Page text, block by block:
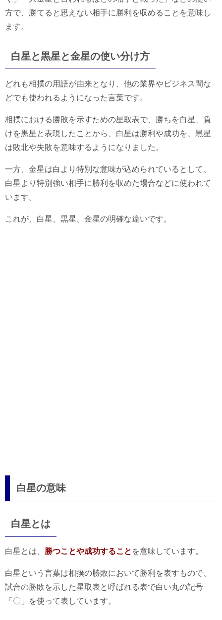
方で、勝てると思えない相手に勝利を収めることを意味し
ます。
白星と黒星と金星の使い分け方
どれも相撲の用語が由来となり、他の業界やビジネス間な
どでも使われるようになった言葉です。
相撲における勝敗を示すための星取表で、勝ちを白星、負
けを黒星と表現したことから、白星は勝利や成功を、黒星
は敗北や失敗を意味するようになりました。
一方、金星は白より特別な意味が込められているとして、
白星より特別強い相手に勝利を収めた場合などに使われて
います。
これが、白星、黒星、金星の明確な違いです。
白星の意味
白星とは
白星とは、 勝つことや成功すること を意味しています。
白星という言葉は相撲の勝敗において勝利を表すもので、
試合の勝敗を示した星取表と呼ばれる表で白い丸の記号
「〇」を使って表しています。